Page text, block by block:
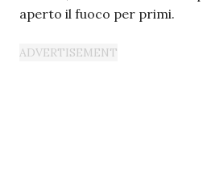
aperto il fuoco per primi.